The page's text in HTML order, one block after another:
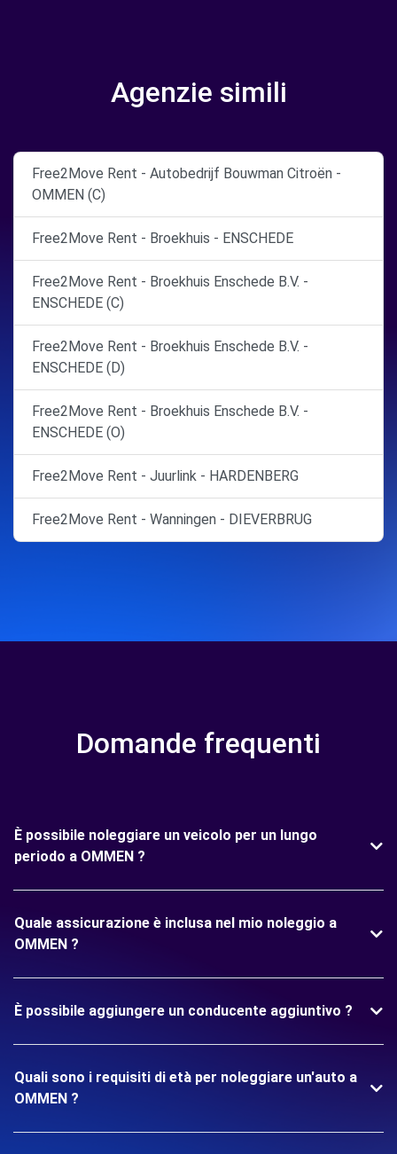
Agenzie simili
Free2Move Rent - Autobedrijf Bouwman Citroën -
OMMEN (C)
Free2Move Rent - Broekhuis - ENSCHEDE
Free2Move Rent - Broekhuis Enschede B.V. -
ENSCHEDE (C)
Free2Move Rent - Broekhuis Enschede B.V. -
ENSCHEDE (D)
Free2Move Rent - Broekhuis Enschede B.V. -
ENSCHEDE (O)
Free2Move Rent - Juurlink - HARDENBERG
Free2Move Rent - Wanningen - DIEVERBRUG
Domande frequenti
È possibile noleggiare un veicolo per un lungo
periodo a OMMEN ?
Quale assicurazione è inclusa nel mio noleggio a
OMMEN ?
È possibile aggiungere un conducente aggiuntivo ?
Quali sono i requisiti di età per noleggiare un'auto a
OMMEN ?